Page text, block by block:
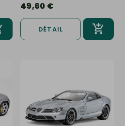
49,60 €
DÉTAIL